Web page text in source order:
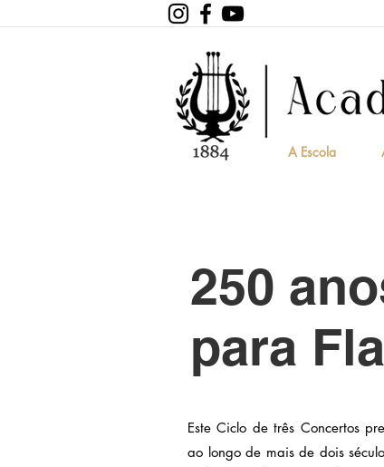
A Escola
250
para
Este Ciclo de três Concertos
ao longo de mais de dois